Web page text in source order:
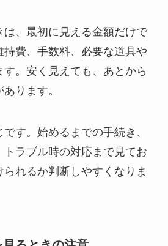
は、最初に見える金額だけで
持費、手数料、必要な道具や
。安く見えても、あとから
ります。
す。始めるまでの手続き、
ラブル時の対応まで見てお
られるか判断しやすくなりま